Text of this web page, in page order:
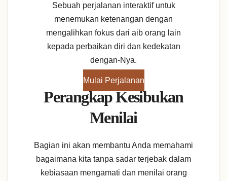
Sebuah perjalanan interaktif untuk
menemukan ketenangan dengan
mengalihkan fokus dari aib orang lain
kepada perbaikan diri dan kedekatan
dengan-Nya.
Mulai Perjalanan
Perangkap Kesibukan
Menilai
Bagian ini akan membantu Anda memahami
bagaimana kita tanpa sadar terjebak dalam
kebiasaan mengamati dan menilai orang